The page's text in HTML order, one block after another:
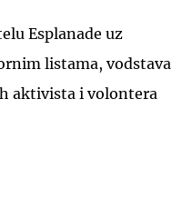
Esplanade uz
listama, vodstava
aktivista i volontera